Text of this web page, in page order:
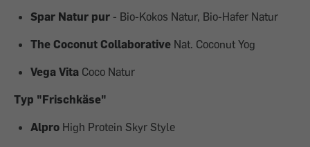
Spar Natur pur - Bio-Kokos Natur, Bio-Hafer Natur
The Coconut Collaborative Nat. Coconut Yog
Vega Vita Coco Natur
Typ "Frischkäse"
Alpro High Protein Skyr Style